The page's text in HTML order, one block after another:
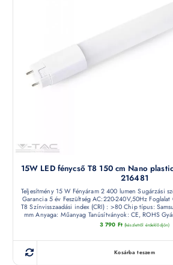
15W LED fénycső T8 150 cm Nano
216481
Teljesítmény 15 W Fényáram 2 400 lumen Sugárzási
Garancia 5 év Feszültség AC:220-240V,50Hz
T8 Színvisszaadási index (CRI) : >80 Chip típus:
mm Anyaga: Műanyag Tanúsítványok: CE, ROHS
3 790 Ft (készletről érdeklődjön)
Kosárba teszem